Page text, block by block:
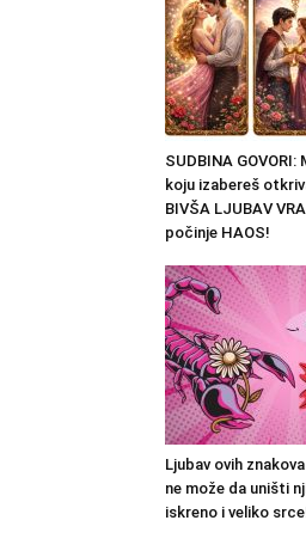
SUDBINA GOVORI:
koju izabereš
BIVŠA LJUBAV
počinje HAOS!
Ljubav ovih
ne može da uništi
iskreno i veliko